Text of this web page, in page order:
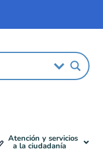
Atención y servicios
a la ciudadanía